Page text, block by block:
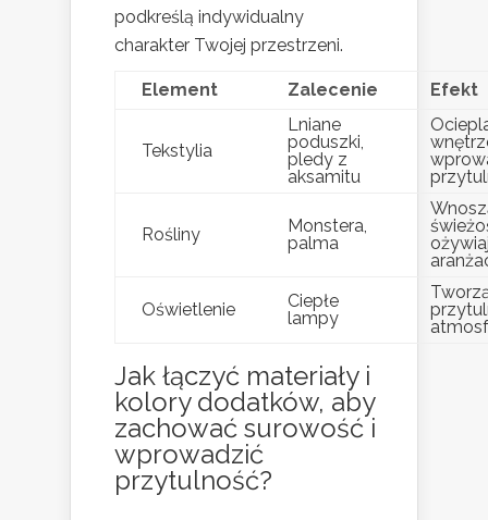
podkreślą indywidualny
charakter Twojej przestrzeni.
Element Zalecenie Efekt
Tekstylia
Lniane
poduszki,
pledy z
aksamitu
Rośliny
Monstera,
palma
Oświetlenie
Ciepłe
lampy
Jak łączyć materiały i
kolory dodatków, aby
zachować surowość i
wprowadzić
przytulność?